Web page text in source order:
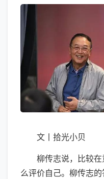
文丨拾光小贝
柳传志说，比较在
么评价自己。柳传志的